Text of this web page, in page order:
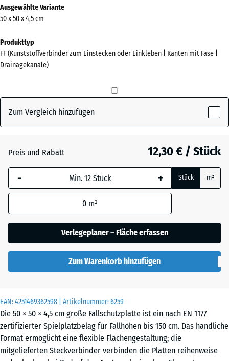
EAN:4251469362598 | Artikelnummer:6259
Die 50 × 50 × 4,5 cm große Fallschutzplatte ist ein nach EN 1177
zertifizierter Spielplatzbelag für Fallhöhen bis 150 cm. Das handliche
Format ermöglicht eine flexible Flächengestaltung; die
mitgelieferten Steckverbinder verbinden die Platten reihenweise
Informationen
zu
Farben?
Farbpalette
(active)
Himmelblau + 2,80 €
Sandbeige + 3,10 €
Schiefergrau + 2,80 €
Ausgewählte Variante
50 x 50 x 4,5 cm
Produkttyp
FF (Kunststoffverbinder zum Einstecken oder Einkleben | Kanten mit Fase |
Drainagekanäle)
Zum Vergleich hinzufügen
Preis und Rabatt 12,30 € / Stück
- + Stück m²
0 m²
Verlegeplaner – Fläche erfassen
Zum Warenkorb hinzufügen